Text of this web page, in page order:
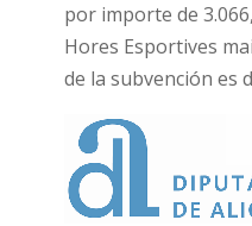
por importe de
Hores Esportives
de la subvención es